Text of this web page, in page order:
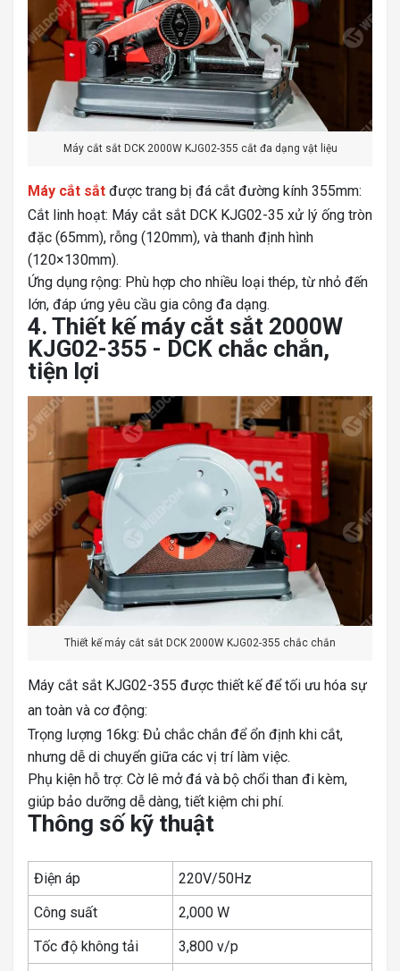
Máy cắt sắt DCK 2000W KJG02-355 cắt đa dạng vật liệu
Máy cắt sắt được trang bị đá cắt đường kính 355mm:
Cắt linh hoạt: Máy cắt sắt DCK KJG02-35 xử lý ống tròn
đặc (65mm), rỗng (120mm), và thanh định hình
(120×130mm).
Ứng dụng rộng: Phù hợp cho nhiều loại thép, từ nhỏ đến
lớn, đáp ứng yêu cầu gia công đa dạng.
4. Thiết kế máy cắt sắt 2000W
KJG02-355 - DCK chắc chắn,
tiện lợi
Thiết kế máy cắt sắt DCK 2000W KJG02-355 chắc chắn
Máy cắt sắt KJG02-355 được thiết kế để tối ưu hóa sự
an toàn và cơ động:
Trọng lượng 16kg: Đủ chắc chắn để ổn định khi cắt,
nhưng dễ di chuyển giữa các vị trí làm việc.
Phụ kiện hỗ trợ: Cờ lê mở đá và bộ chổi than đi kèm,
giúp bảo dưỡng dễ dàng, tiết kiệm chi phí.
Thông số kỹ thuật
Điện áp
220V/50Hz
Công suất
2,000 W
Tốc độ không tải
3,800 v/p